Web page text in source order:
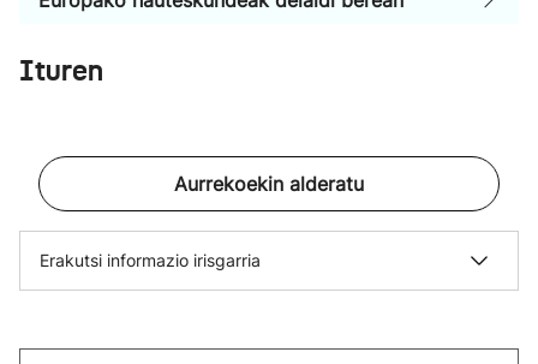
Ituren
Aurrekoekin alderatu
Erakutsi informazio irisgarria